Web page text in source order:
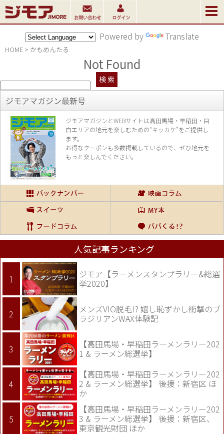
Powered by Translate
HOME > かもめんたる
Not Found
ジモアマガジン最新号
ジモアマガジンとWEBサイトは高田馬場・早稲田・目
白エリアの地元を楽しむための“キッカケ”をご提供し
ます。
お得なクーポンも多数掲載しているので、 ぜひ地元を
もっと楽しんでください。
人気記事ランキング
ジモア【ラーメンスタンプラリー&総選
挙2020】
メンズVIO脱毛!? 嬉し恥ずかし衝撃のブ
ラジリアンWAX体験記
【高田馬場・早稲田ラーメンラリー202
1 & ラーメン総選挙】
【高田馬場・早稲田ラーメンラリー202
2 & ラーメン総選挙】 後援：新宿区 ほ
か
【高田馬場・早稲田ラーメンラリー202
3 & ラーメン総選挙】 後援：新宿区、
東京観光財団 ほか